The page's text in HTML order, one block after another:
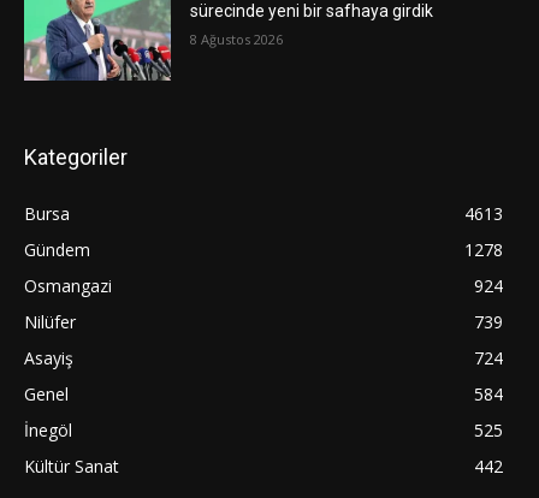
sürecinde yeni bir safhaya girdik
8 Ağustos 2026
Kategoriler
Bursa
4613
Gündem
1278
Osmangazi
924
Nilüfer
739
Asayiş
724
Genel
584
İnegöl
525
Kültür Sanat
442